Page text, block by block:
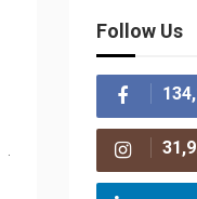
Follow Us